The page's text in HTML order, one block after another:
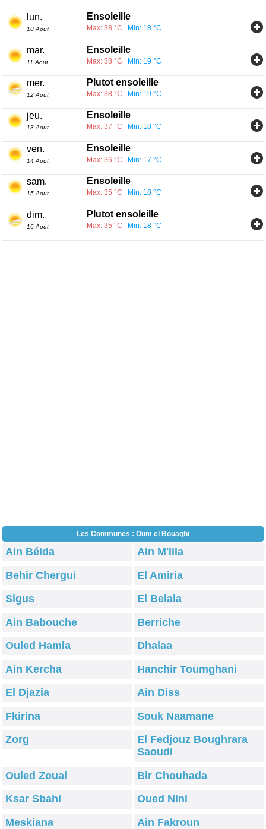
lun.
10 Aout
Ensoleille
Max: 38 °C | Min: 18 °C
mar.
11 Aout
Ensoleille
Max: 38 °C | Min: 19 °C
mer.
12 Aout
Plutot ensoleille
Max: 38 °C | Min: 19 °C
jeu.
13 Aout
Ensoleille
Max: 37 °C | Min: 18 °C
ven.
14 Aout
Ensoleille
Max: 36 °C | Min: 17 °C
sam.
15 Aout
Ensoleille
Max: 35 °C | Min: 18 °C
dim.
16 Aout
Plutot ensoleille
Max: 35 °C | Min: 18 °C
Les Communes : Oum el Bouaghi
Ain Béida
Ain M'lila
Behir Chergui
El Amiria
Sigus
El Belala
Ain Babouche
Berriche
Ouled Hamla
Dhalaa
Ain Kercha
Hanchir Toumghani
El Djazia
Ain Diss
Fkirina
Souk Naamane
Zorg
El Fedjouz Boughrara
Saoudi
Ouled Zouai
Bir Chouhada
Ksar Sbahi
Oued Nini
Meskiana
Ain Fakroun